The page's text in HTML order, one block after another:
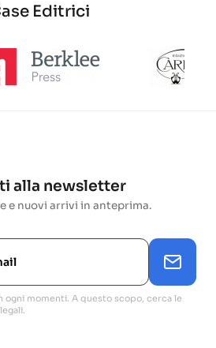
Editrici
alla newsletter
e nuovi arrivi in anteprima.
ogni momenti. A questo scopo, cerca le